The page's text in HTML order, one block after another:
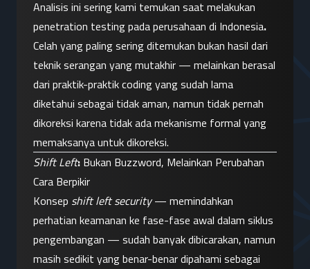
Analisis ini sering kami temukan saat melakukan
penetration testing pada perusahaan di Indonesia.
Celah yang paling sering ditemukan bukan hasil dari
teknik serangan yang mutakhir — melainkan berasal
dari praktik-praktik coding yang sudah lama
diketahui sebagai tidak aman, namun tidak pernah
dikoreksi karena tidak ada mekanisme formal yang
memaksanya untuk dikoreksi.
Shift Left: Bukan Buzzword, Melainkan Perubahan
Cara Berpikir
Konsep shift left security — memindahkan
perhatian keamanan ke fase-fase awal dalam siklus
pengembangan — sudah banyak dibicarakan, namun
masih sedikit yang benar-benar dipahami sebagai